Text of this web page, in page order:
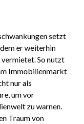
setzt
er weiterhin
So nutzt
Immobilienmarkt
nur als
um vor
zu warnen.
Traum von